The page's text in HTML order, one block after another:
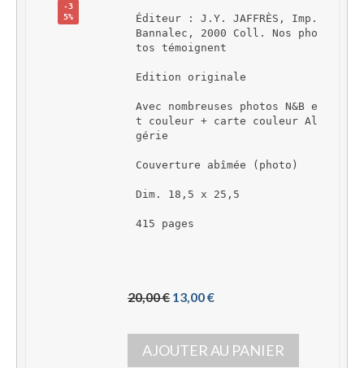
-3
5%
Éditeur : J.Y. JAFFRÈS, Imp.
Bannalec, 2000 Coll. Nos pho
tos témoignent
Edition originale
Avec nombreuses photos N&B e
t couleur + carte couleur Al
gérie
Couverture abîmée (photo)
Dim. 18,5 x 25,5
415 pages
20,00 € L
p
r
13,00 €L
p
r
AJOUTER AU PANIER